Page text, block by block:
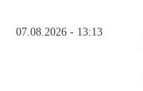
07.08.2026 - 13:13